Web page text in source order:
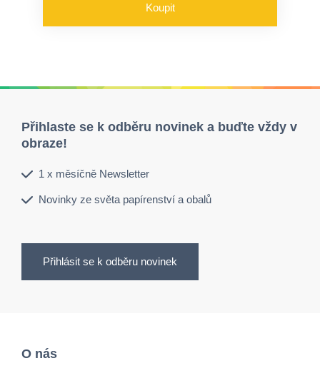
Koupit
Přihlaste se k odběru novinek a buďte vždy v
obraze!
1 x měsíčně Newsletter
Novinky ze světa papírenství a obalů
Přihlásit se k odběru novinek
O nás